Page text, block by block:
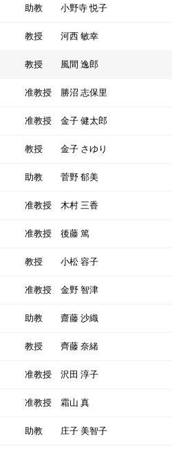
助教 小野寺 悦子
教授 河西 敏幸
教授 風間 逸郎
准教授 勝沼 志保里
准教授 金子 健太郎
教授 金子 さゆり
助教 菅野 郁美
准教授 木村 三香
准教授 後藤 篤
教授 小松 容子
准教授 金野 智津
助教 齋藤 沙織
教授 齊藤 奈緒
准教授 沢田 淳子
准教授 霜山 真
助教 庄子 美智子